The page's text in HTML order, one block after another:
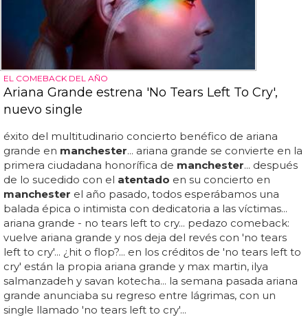
EL COMEBACK DEL AÑO
Ariana Grande estrena 'No Tears Left To Cry',
nuevo single
éxito del multitudinario concierto benéfico de ariana
grande en manchester... ariana grande se convierte en la
primera ciudadana honorífica de manchester... después
de lo sucedido con el atentado en su concierto en
manchester el año pasado, todos esperábamos una
balada épica o intimista con dedicatoria a las víctimas...
ariana grande - no tears left to cry... pedazo comeback:
vuelve ariana grande y nos deja del revés con 'no tears
left to cry'... ¿hit o flop?... en los créditos de 'no tears left to
cry' están la propia ariana grande y max martin, ilya
salmanzadeh y savan kotecha... la semana pasada ariana
grande anunciaba su regreso entre lágrimas, con un
single llamado 'no tears left to cry'...